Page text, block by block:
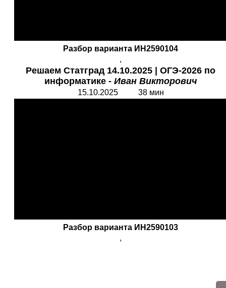
Разбор варианта ИН2590104
,
Решаем Статград 14.10.2025 | ОГЭ-2026 по
информатике - Иван Викторович
15.10.2025 38 мин
Разбор варианта ИН2590103
,